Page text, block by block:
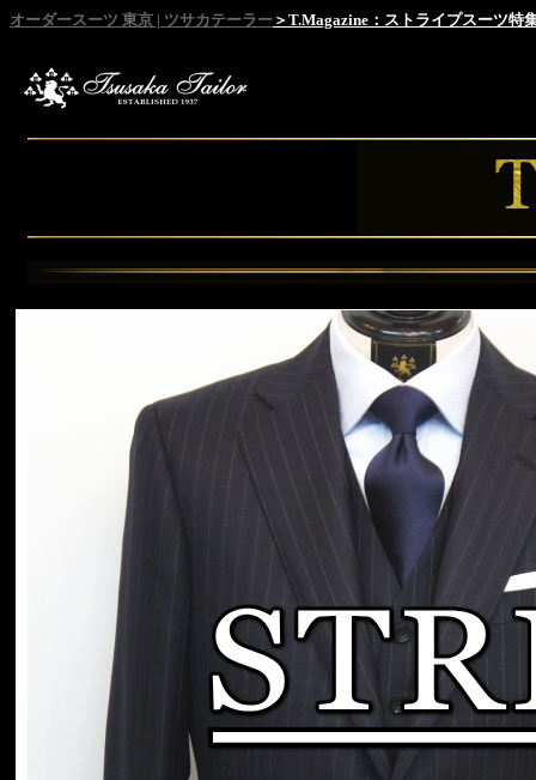
オーダースーツ 東京 | ツサカテーラー ＞T.Magazine：ストライプスーツ特